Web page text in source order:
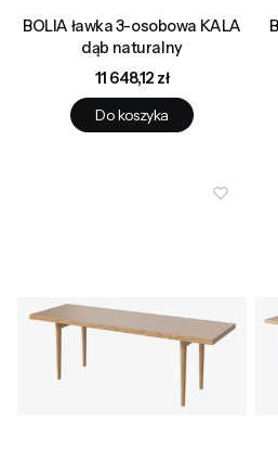
BOLIA ławka 3-osobowa KALA
dąb naturalny
Cena
11 648,12 zł
Do koszyka